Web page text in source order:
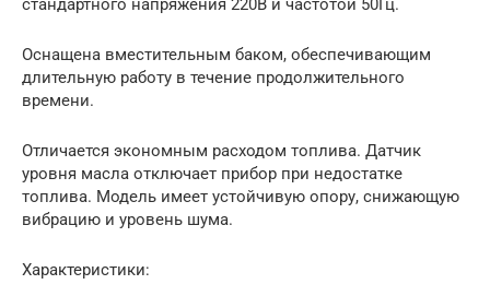
стандартного напряжения 220В и частотой 50Гц.
Оснащена вместительным баком, обеспечивающим
длительную работу в течение продолжительного
времени.
Отличается экономным расходом топлива. Датчик
уровня масла отключает прибор при недостатке
топлива. Модель имеет устойчивую опору, снижающую
вибрацию и уровень шума.
Характеристики: